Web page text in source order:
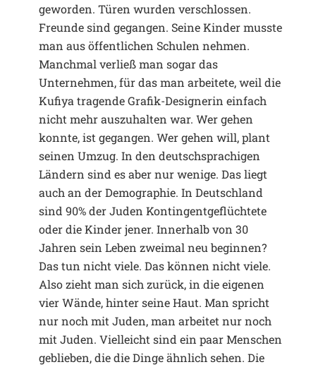
geworden. Türen wurden verschlossen.
Freunde sind gegangen. Seine Kinder musste
man aus öffentlichen Schulen nehmen.
Manchmal verließ man sogar das
Unternehmen, für das man arbeitete, weil die
Kufiya tragende Grafik-Designerin einfach
nicht mehr auszuhalten war. Wer gehen
konnte, ist gegangen. Wer gehen will, plant
seinen Umzug. In den deutschsprachigen
Ländern sind es aber nur wenige. Das liegt
auch an der Demographie. In Deutschland
sind 90% der Juden Kontingentgeflüchtete
oder die Kinder jener. Innerhalb von 30
Jahren sein Leben zweimal neu beginnen?
Das tun nicht viele. Das können nicht viele.
Also zieht man sich zurück, in die eigenen
vier Wände, hinter seine Haut. Man spricht
nur noch mit Juden, man arbeitet nur noch
mit Juden. Vielleicht sind ein paar Menschen
geblieben, die die Dinge ähnlich sehen. Die